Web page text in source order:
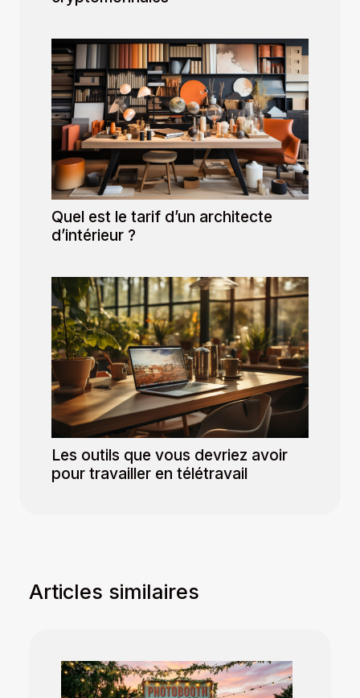
Quel est le tarif d’un architecte
d’intérieur ?
Les outils que vous devriez avoir
pour travailler en télétravail
Articles similaires